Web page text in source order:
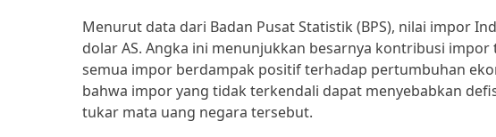
Menurut data dari Badan Pusat Statistik (BPS), nilai impor
dolar AS. Angka ini menunjukkan besarnya kontribusi
semua impor berdampak positif terhadap pertumbuhan
bahwa impor yang tidak terkendali dapat menyebabkan
tukar mata uang negara tersebut.